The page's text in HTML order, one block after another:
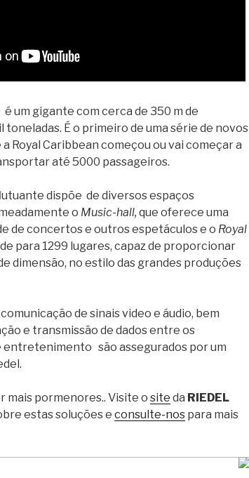
é um gigante com cerca de 350 m de
É o primeiro de uma série de novos
Royal Caribbean começou ou vai começar a
até 5000 passageiros.
dispõe de diversos espaços
o Music-hall, que oferece uma
de concertos e outros espetáculos e o Royal
para 1299 lugares, capaz de proporcionar
dimensão, no estilo das grandes produções
de sinais video e áudio, bem
e transmissão de dados entre os
entretenimento são assegurados por um
mais pormenores.. Visite o site da RIEDEL
estas soluções e consulte-nos para mais